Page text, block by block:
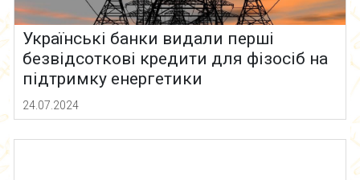
Українські банки видали перші
безвідсоткові кредити для фізосіб на
підтримку енергетики
24.07.2024